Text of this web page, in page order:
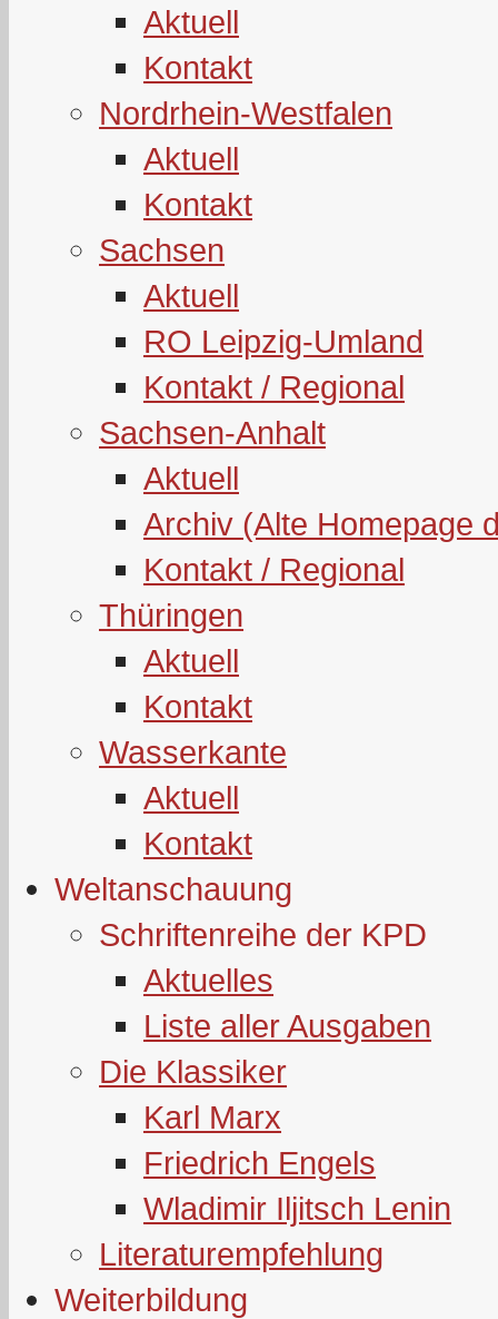
Aktuell
Kontakt
Nordrhein-Westfalen
Aktuell
Kontakt
Sachsen
Aktuell
RO Leipzig-Umland
Kontakt / Regional
Sachsen-Anhalt
Aktuell
Archiv (Alte Homepage
Kontakt / Regional
Thüringen
Aktuell
Kontakt
Wasserkante
Aktuell
Kontakt
Weltanschauung
Schriftenreihe der KPD
Aktuelles
Liste aller Ausgaben
Die Klassiker
Karl Marx
Friedrich Engels
Wladimir Iljitsch Lenin
Literaturempfehlung
Weiterbildung